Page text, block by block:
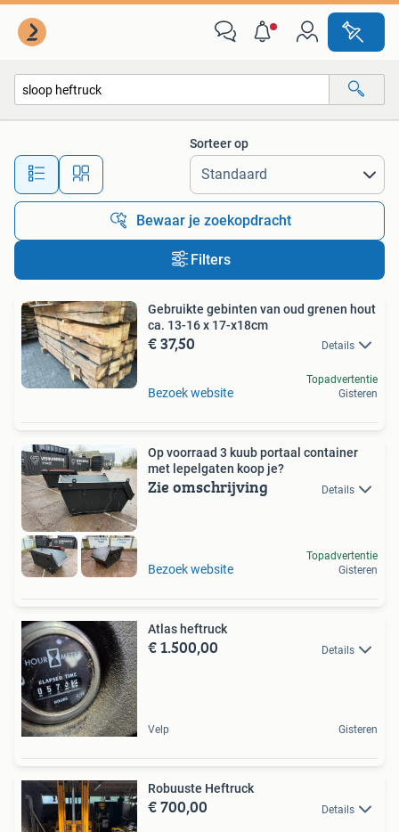
Alle afstanden…
Sorteer op
Bewaar je zoekopdracht
Filters
Gebruikte gebinten van oud grenen hout
ca. 13-16 x 17-x18cm
€ 37,50 Details
Bezoek website
Topadvertentie
Gisteren
Op voorraad 3 kuub portaal container
met lepelgaten koop je?
Zie omschrijving Details
Bezoek website
Topadvertentie
Gisteren
Atlas heftruck
€ 1.500,00 Details
Velp Gisteren
Robuuste Heftruck
€ 700,00 Details